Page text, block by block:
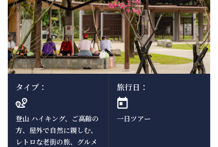
タイプ：
登山 ハイキング、ご高齢の
方、屋外で自然に親しむ、
レトロな老街の旅、グルメ
旅行日：
一日ツアー